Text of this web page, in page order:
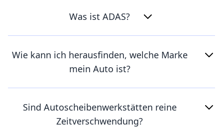
Was ist ADAS?
Wie kann ich herausfinden, welche Marke
mein Auto ist?
Sind Autoscheibenwerkstätten reine
Zeitverschwendung?